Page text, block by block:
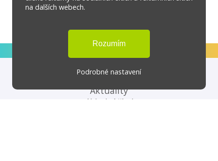
na dalších webech.
Podrobné nastavení
Aktuality
Základní škola